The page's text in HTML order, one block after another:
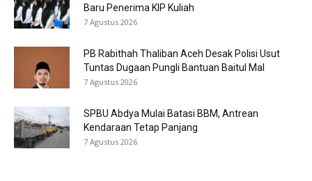
Baru Penerima KIP Kuliah
7 Agustus 2026
PB Rabithah Thaliban Aceh Desak Polisi Usut
Tuntas Dugaan Pungli Bantuan Baitul Mal
7 Agustus 2026
SPBU Abdya Mulai Batasi BBM, Antrean
Kendaraan Tetap Panjang
7 Agustus 2026